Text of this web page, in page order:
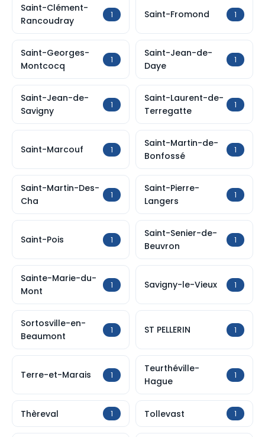
Saint-Clément-
Rancoudray
1 Saint-Fromond 1
Saint-Georges-
Montcocq
1
Saint-Jean-de-
Daye
1
Saint-Jean-de-
Savigny
1
Saint-Laurent-de-
Terregatte
1
Saint-Marcouf 1
Saint-Martin-de-
Bonfossé
1
Saint-Martin-Des-
Cha
1
Saint-Pierre-
Langers
1
Saint-Pois 1
Saint-Senier-de-
Beuvron
1
Sainte-Marie-du-
Mont
1 Savigny-le-Vieux 1
Sortosville-en-
Beaumont
1 ST PELLERIN 1
Terre-et-Marais 1
Teurthéville-
Hague
1
Thèreval 1 Tollevast 1